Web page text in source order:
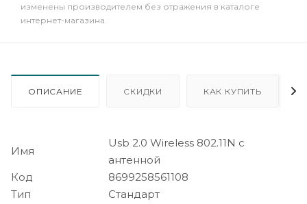
изменены производителем без отражения в каталоге
интернет-магазина.
ОПИСАНИЕ СКИДКИ КАК КУПИТЬ
Имя
Usb 2.0 Wireless 802.11N с
антенной
Код
8699258561108
Тип
Стандарт